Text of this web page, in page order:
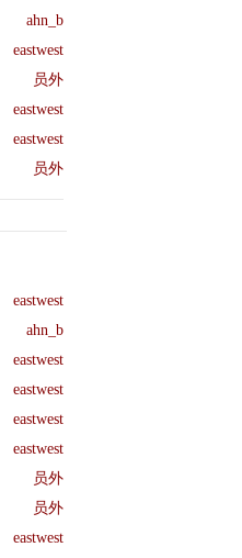
ahn_b
eastwest
员外
eastwest
eastwest
员外
eastwest
ahn_b
eastwest
eastwest
eastwest
eastwest
员外
员外
eastwest